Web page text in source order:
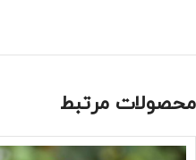
محصولات مرتبط